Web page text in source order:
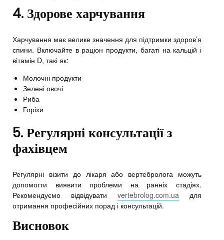
4. Здорове харчування
Харчування має велике значення для підтримки здоров’я
спини. Включайте в раціон продукти, багаті на кальцій і
вітамін D, такі як:
Молочні продукти
Зелені овочі
Риба
Горіхи
5. Регулярні консультації з
фахівцем
Регулярні візити до лікаря або вертебролога можуть
допомогти виявити проблеми на ранніх стадіях.
Рекомендуємо відвідувати vertebrolog.com.ua для
отримання професійних порад і консультацій.
Висновок